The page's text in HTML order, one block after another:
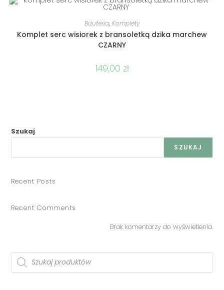
DODAJ DO KOSZYKA
Biżuteria, Komplety
Komplet serc wisiorek z bransoletką dzika marchew
CZARNY
149,00 zł
Szukaj
SZUKAJ
Recent Posts
Recent Comments
Brak komentarzy do wyświetlenia.